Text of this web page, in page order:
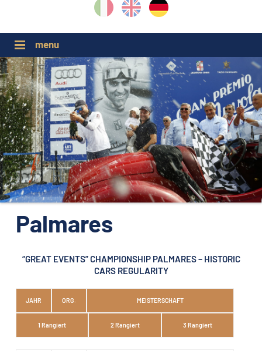
DE
EN
IT
GP NUVOLARI 2026
1954-2025
GRANDI EVENTI 2026
ORGANISATION
KONTAKTE
PRESSE
NEWS
Palmares
“GREAT EVENTS” CHAMPIONSHIP PALMARES – HISTORIC
CARS REGULARITY
JAHR ORG. MEISTERSCHAFT
1 Rangiert 2 Rangiert 3 Rangiert